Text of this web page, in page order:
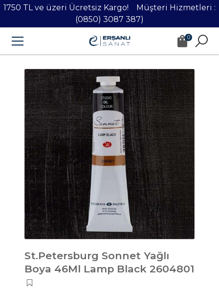
1750 TL ve üzeri Ücretsiz Kargo! Müşteri Hizmetleri :
(0850) 3087 387)
0
St.Petersburg Sonnet Yağlı
Boya 46Ml Lamp Black 2604801